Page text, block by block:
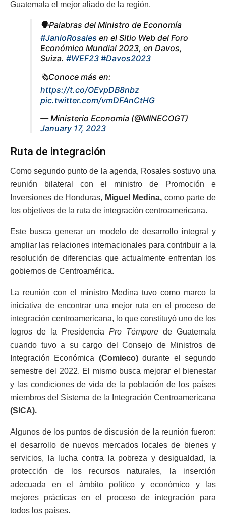
Guatemala el mejor aliado de la región.
🗣️Palabras del Ministro de Economía
#JanioRosales en el Sitio Web del Foro
Económico Mundial 2023, en Davos,
Suiza. #WEF23 #Davos2023
🗞️Conoce más en:
https://t.co/OEvpDB8nbz
pic.twitter.com/vmDFAnCtHG
— Ministerio Economía (@MINECOGT)
January 17, 2023
Ruta de integración
Como segundo punto de la agenda, Rosales sostuvo una
reunión bilateral con el ministro de Promoción e
Inversiones de Honduras, Miguel Medina, como parte de
los objetivos de la ruta de integración centroamericana.
Este busca generar un modelo de desarrollo integral y
ampliar las relaciones internacionales para contribuir a la
resolución de diferencias que actualmente enfrentan los
gobiernos de Centroamérica.
La reunión con el ministro Medina tuvo como marco la
iniciativa de encontrar una mejor ruta en el proceso de
integración centroamericana, lo que constituyó uno de los
logros de la Presidencia Pro Témpore de Guatemala
cuando tuvo a su cargo del Consejo de Ministros de
Integración Económica (Comieco)durante el segundo
semestre del 2022. El mismo busca mejorar el bienestar
y las condiciones de vida de la población de los países
miembros del Sistema de la Integración Centroamericana
(SICA).
Algunos de los puntos de discusión de la reunión fueron:
el desarrollo de nuevos mercados locales de bienes y
servicios, la lucha contra la pobreza y desigualdad, la
protección de los recursos naturales, la inserción
adecuada en el ámbito político y económico y las
mejores prácticas en el proceso de integración para
todos los países.